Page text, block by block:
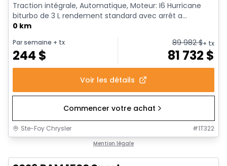
Traction intégrale, Automatique, Moteur: I6 Hurricane
biturbo de 3 L rendement standard avec arrêt a...
0 km
Par semaine + tx
244 $
89 982$+ tx
81 732 $
Voir les détails
Commencer votre achat
Ste-Foy Chrysler #1T322
Mention légale